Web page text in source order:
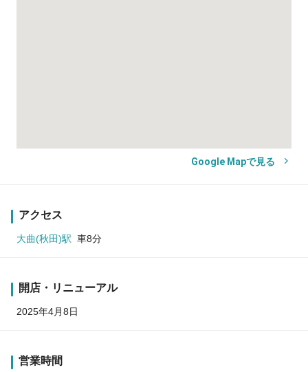
Google Mapで見る
アクセス
大曲(秋田)駅 車8分
開店・リニューアル
2025年4月8日
営業時間